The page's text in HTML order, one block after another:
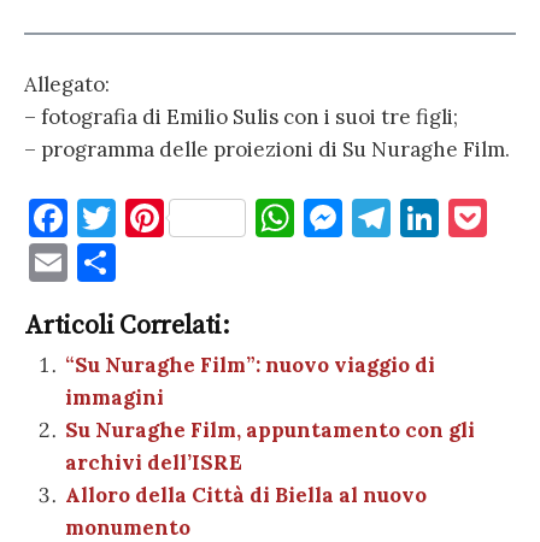
Allegato:
– fotografia di Emilio Sulis con i suoi tre figli;
– programma delle proiezioni di Su Nuraghe Film.
F
a
c
e
b
o
o
k
T
te
r
Pi
es
t
W
A
p
p
M
g
T
a
Li
n
E
m
ai
l
n
di
vi
di
Articoli Correlati:
“Su Nuraghe Film”: nuovo viaggio di
immagini
Su Nuraghe Film, appuntamento con gli
archivi dell’ISRE
Alloro della Città di Biella al nuovo
monumento